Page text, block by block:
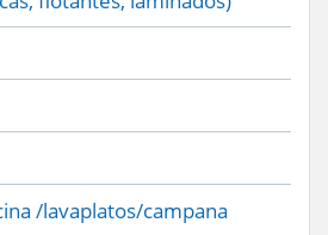
/lavaplatos/campana